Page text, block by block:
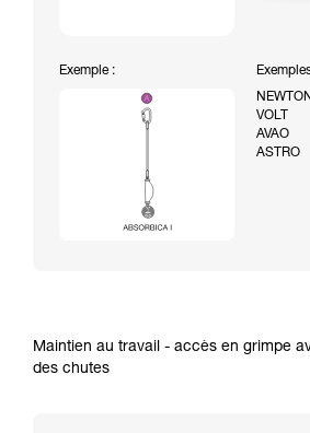
Exemple :
NEWTON
VOLT
AVAO
ASTRO
Maintien au travail - accès en grimpe
des chutes